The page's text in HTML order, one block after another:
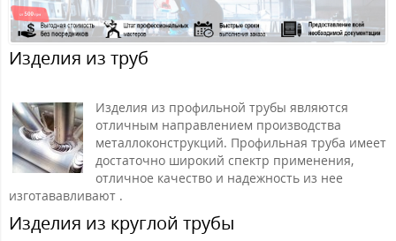
Изделия из труб
Изделия из профильной трубы являются
отличным направлением производства
металлоконструкций. Профильная труба имеет
достаточно широкий спектр применения,
отличное качество и надежность из нее
изготававливают .
Изделия из круглой трубы